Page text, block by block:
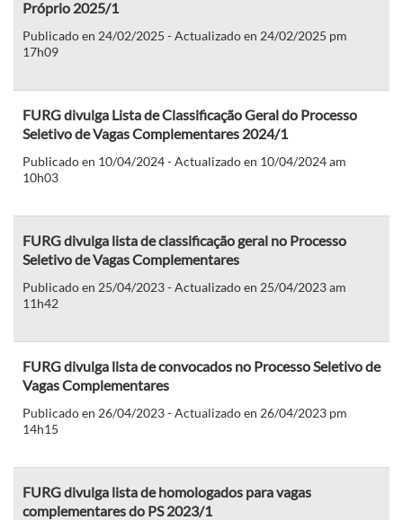
Próprio 2025/1
Publicado en 24/02/2025 - Actualizado en 24/02/2025 pm
17h09
FURG divulga Lista de Classificação Geral do Processo
Seletivo de Vagas Complementares 2024/1
Publicado en 10/04/2024 - Actualizado en 10/04/2024 am
10h03
FURG divulga lista de classificação geral no Processo
Seletivo de Vagas Complementares
Publicado en 25/04/2023 - Actualizado en 25/04/2023 am
11h42
FURG divulga lista de convocados no Processo Seletivo de
Vagas Complementares
Publicado en 26/04/2023 - Actualizado en 26/04/2023 pm
14h15
FURG divulga lista de homologados para vagas
complementares do PS 2023/1